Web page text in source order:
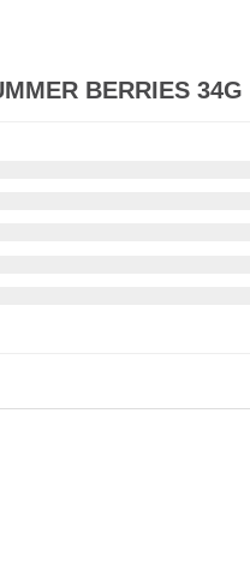
BERRIES